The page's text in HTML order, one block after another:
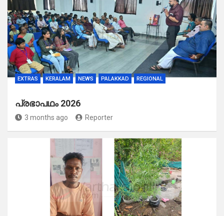
EXTRAS KERALAM NEWS PALAKKAD REGIONAL
പ്രഭാപഥം 2026
3 months ago Reporter